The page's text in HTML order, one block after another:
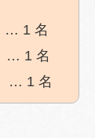
… 1 名
… 1 名
… 1 名